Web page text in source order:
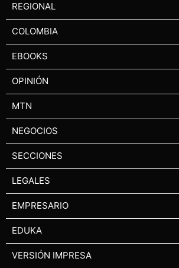
REGIONAL
COLOMBIA
EBOOKS
OPINIÓN
MTN
NEGOCIOS
SECCIONES
LEGALES
EMPRESARIO
EDUKA
VERSIÓN IMPRESA